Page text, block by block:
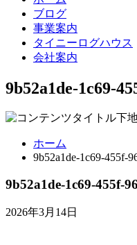
ブログ
事業案内
タイニーログハウス
会社案内
9b52a1de-1c69-
ホーム
9b52a1de-1c69-455f-
9b52a1de-1c69-455f-
2026年3月14日